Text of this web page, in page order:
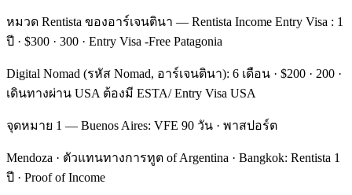
หมวด Rentista ของอาร์เจนตินา — Rentista Income Entry Visa : 1
ปี · $300 · 300 · Entry Visa -Free Patagonia
Digital Nomad (รหัส Nomad, อาร์เจนตินา): 6 เดือน · $200 · 200 ·
เดินทางผ่าน USA ต้องมี ESTA/ Entry Visa USA
จุดหมาย 1 — Buenos Aires: VFE 90 วัน · พาสปอร์ต
Mendoza · ตัวแทนทางการทูต of Argentina · Bangkok: Rentista 1
ปี · Proof of Income